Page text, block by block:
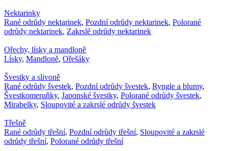
Nektarinky
Rané odrůdy nektarinek, Pozdní odrůdy nektarinek, Polorané
odrůdy nektarinek, Zakrslé odrůdy nektarinek
Ořechy, lísky a mandloně
Lísky, Mandloně, Ořešáky
Švestky a slivoně
Rané odrůdy švestek, Pozdní odrůdy švestek, Ryngle a blumy,
Švestkomeruňky, Japonské švestky, Polorané odrůdy švestek,
Mirabelky, Sloupovité a zakrslé odrůdy švestek
Třešně
Rané odrůdy třešní, Pozdní odrůdy třešní, Sloupovité a zakrslé
odrůdy třešní, Polorané odrůdy třešní